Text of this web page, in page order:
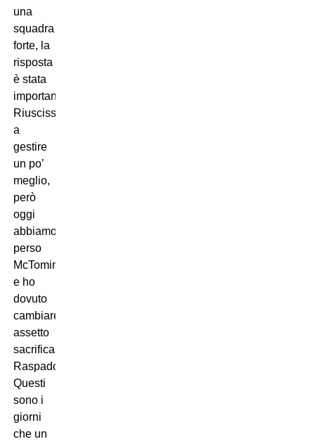
una
squadra
forte, la
risposta
è stata
importante.
Riuscissimo
a
gestire
un po’
meglio,
però
oggi
abbiamo
perso
McTominay
e ho
dovuto
cambiare
assetto
sacrificando
Raspadori.
Questi
sono i
giorni
che un